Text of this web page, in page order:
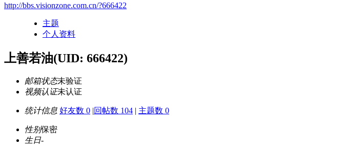
http://bbs.visionzone.com.cn/?666422
主题
个人资料
上善若油(UID: 666422)
邮箱状态未验证
视频认证未认证
统计信息 好友数 0 |回帖数 104 | 主题数 0
性别保密
生日-